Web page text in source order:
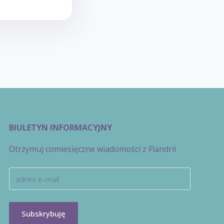
BIULETYN INFORMACYJNY
Otrzymuj comiesięczne wiadomości z Flandrii